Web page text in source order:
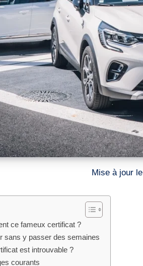
Mise à jour
ce fameux certificat ?
sans y passer des semaines
est introuvable ?
courants